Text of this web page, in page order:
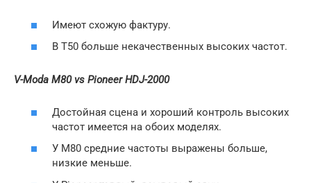
Имеют схожую фактуру.
В T50 больше некачественных высоких частот.
V-Moda M80 vs Pioneer HDJ-2000
Достойная сцена и хороший контроль высоких
частот имеется на обоих моделях.
У M80 средние частоты выражены больше,
низкие меньше.